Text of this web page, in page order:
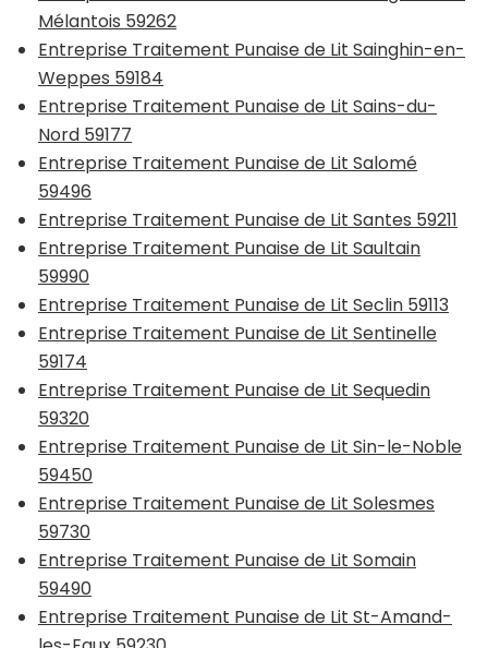
Mélantois 59262
Entreprise Traitement Punaise de Lit Sainghin-en-
Weppes 59184
Entreprise Traitement Punaise de Lit Sains-du-
Nord 59177
Entreprise Traitement Punaise de Lit Salomé
59496
Entreprise Traitement Punaise de Lit Santes 59211
Entreprise Traitement Punaise de Lit Saultain
59990
Entreprise Traitement Punaise de Lit Seclin 59113
Entreprise Traitement Punaise de Lit Sentinelle
59174
Entreprise Traitement Punaise de Lit Sequedin
59320
Entreprise Traitement Punaise de Lit Sin-le-Noble
59450
Entreprise Traitement Punaise de Lit Solesmes
59730
Entreprise Traitement Punaise de Lit Somain
59490
Entreprise Traitement Punaise de Lit St-Amand-